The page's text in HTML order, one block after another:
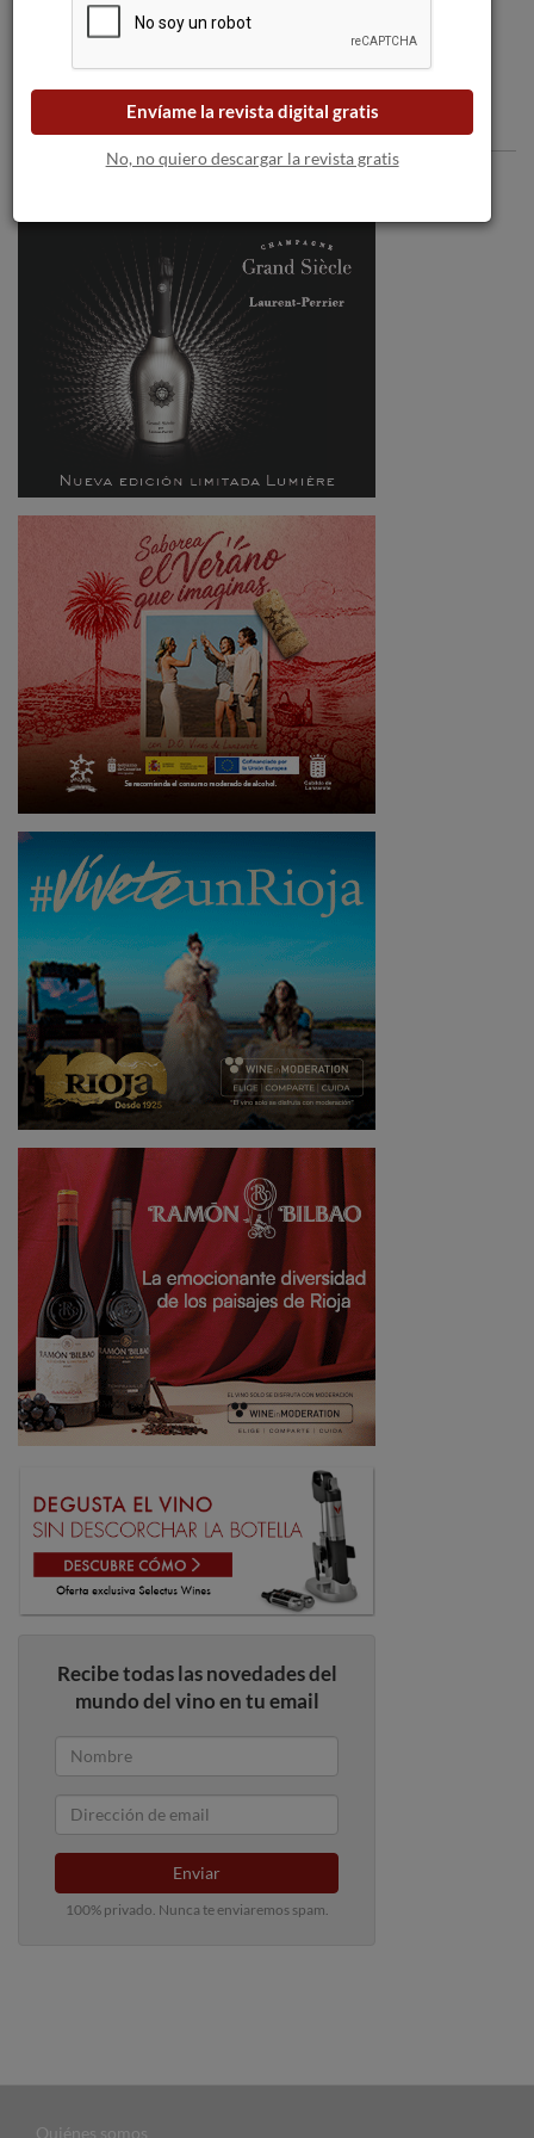
Comentarios
Recibe todas las novedades del
mundo del vino en tu email
Enviar
100% privado. Nunca te enviaremos spam.
Quiénes somos
Envíame la revista digital gratis
No, no quiero descargar la revista gratis